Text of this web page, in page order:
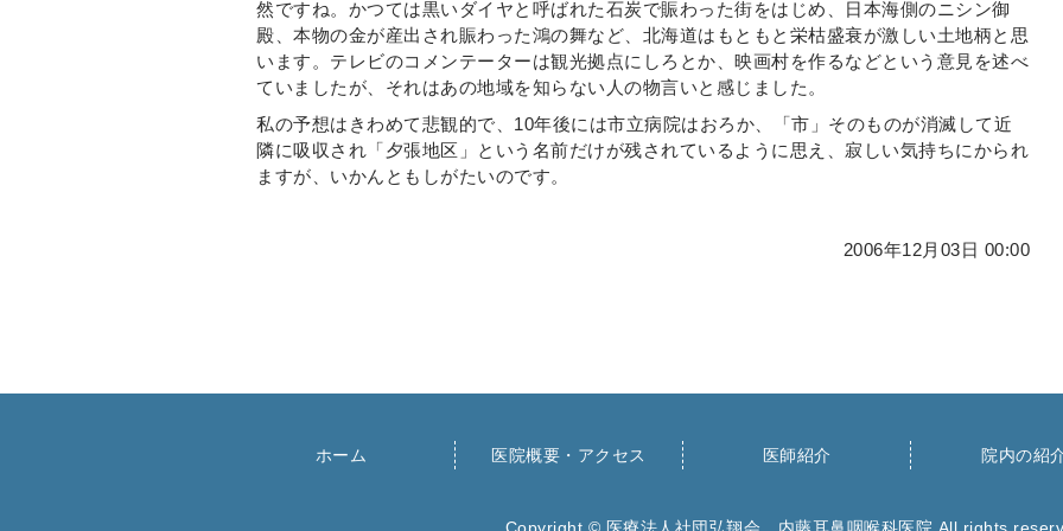
然ですね。かつては黒いダイヤと呼ばれた石炭で賑わった街をはじめ、日本海側のニシン御
殿、本物の金が産出され賑わった鴻の舞など、北海道はもともと栄枯盛衰が激しい土地柄と思
います。テレビのコメンテーターは観光拠点にしろとか、映画村を作るなどという意見を述べ
ていましたが、それはあの地域を知らない人の物言いと感じました。
私の予想はきわめて悲観的で、10年後には市立病院はおろか、「市」そのものが消滅して近
隣に吸収され「夕張地区」という名前だけが残されているように思え、寂しい気持ちにかられ
ますが、いかんともしがたいのです。
2006年12月03日 00:00
ホーム 医院概要・アクセス 医師紹介 院内の紹